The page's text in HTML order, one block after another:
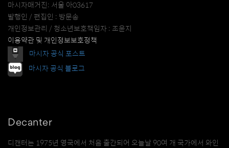
마시자매거진: 서울 아03617
발행인 / 편집인 : 방문송
개인정보관리 / 청소년보호책임자 : 조윤지
이용약관 및 개인정보보호정책
마시자 공식 포스트
마시자 공식 블로그
Decanter
디캔터는 1975년 영국에서 처음 출간되어 오늘날 90여 개 국가에서 와인